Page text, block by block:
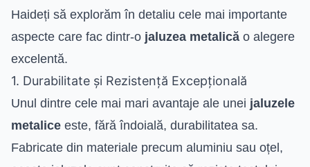
Haideți să explorăm în detaliu cele mai importante
aspecte care fac dintr-o jaluzea metalică o alegere
excelentă.
1. Durabilitate și Rezistență Excepțională
Unul dintre cele mai mari avantaje ale unei jaluzele
metalice este, fără îndoială, durabilitatea sa.
Fabricate din materiale precum aluminiu sau oțel,